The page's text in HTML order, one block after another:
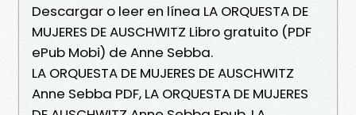
Descargar o leer en línea LA ORQUESTA DE
MUJERES DE AUSCHWITZ Libro gratuito (PDF
ePub Mobi) de Anne Sebba.
LA ORQUESTA DE MUJERES DE AUSCHWITZ
Anne Sebba PDF, LA ORQUESTA DE MUJERES